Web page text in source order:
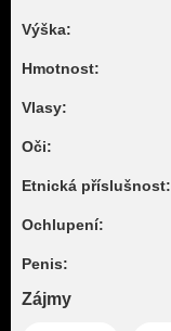
Výška:
Hmotnost:
Vlasy:
Oči:
Etnická příslušnost:
Ochlupení:
Penis:
Zájmy